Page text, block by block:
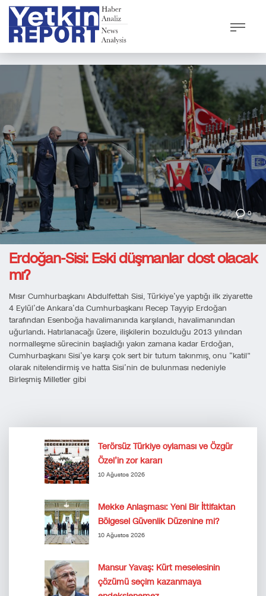
0
Erdoğan-Sisi: Eski düşmanlar dost olacak
mı?
Mısır Cumhurbaşkanı Abdulfettah Sisi, Türkiye’ye yaptığı ilk ziyarette
4 Eylül’de Ankara’da Cumhurbaşkanı Recep Tayyip Erdoğan
tarafından Esenboğa havalimanında karşılandı, havalimanından
uğurlandı. Hatırlanacağı üzere, ilişkilerin bozulduğu 2013 yılından
normalleşme sürecinin başladığı yakın zamana kadar Erdoğan,
Cumhurbaşkanı Sisi’ye karşı çok sert bir tutum takınmış, onu “katil”
olarak nitelendirmiş ve hatta Sisi’nin de bulunması nedeniyle
Birleşmiş Milletler gibi
Terörsüz Türkiye oylaması ve Özgür
Özel’in zor kararı
10 Ağustos 2026
Mekke Anlaşması: Yeni Bir İttifaktan
Bölgesel Güvenlik Düzenine mi?
10 Ağustos 2026
Mansur Yavaş: Kürt meselesinin
çözümü seçim kazanmaya